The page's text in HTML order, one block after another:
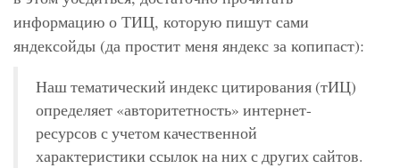
информацию о ТИЦ, которую пишут сами
яндексойды (да простит меня яндекс за копипаст):
Наш тематический индекс цитирования (тИЦ)
определяет «авторитетность» интернет-
ресурсов с учетом качественной
характеристики ссылок на них с других сайтов.